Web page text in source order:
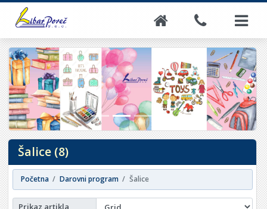
Šalice (8)
Početna Darovni program Šalice
Prikaz artikla